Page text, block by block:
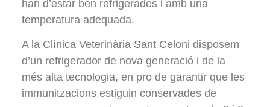
han d’estar ben refrigerades i amb una
temperatura adequada.
A la Clínica Veterinària Sant Celoni disposem
d’un refrigerador de nova generació i de la
més alta tecnologia, en pro de garantir que les
immunitzacions estiguin conservades de